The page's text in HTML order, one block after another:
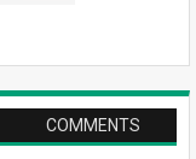
COMMENTS